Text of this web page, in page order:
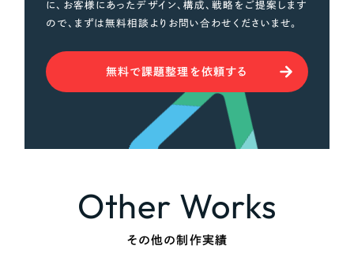
に、お客様にあったデザイン、構成、戦略をご提案します
ので、まずは無料相談よりお問い合わせくださいませ。
無料で課題整理を依頼する
Other Works
その他の制作実績